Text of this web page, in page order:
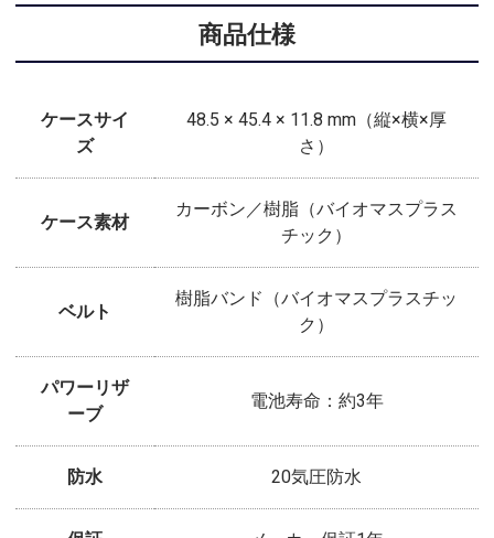
商品仕様
ケースサイ
ズ
48.5 × 45.4 × 11.8 mm（縦×横×厚
さ）
ケース素材
カーボン／樹脂（バイオマスプラス
チック）
ベルト
樹脂バンド（バイオマスプラスチッ
ク）
パワーリザ
ーブ
電池寿命：約3年
防水 20気圧防水